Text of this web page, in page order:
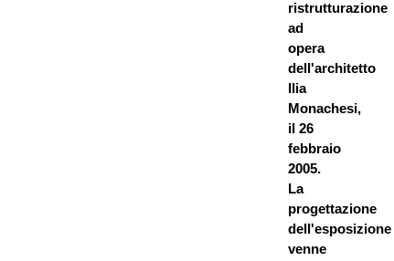
ristrutturazione
ad
opera
dell'architetto
Ilia
Monachesi,
il 26
febbraio
2005.
La
progettazione
dell'esposizione
venne